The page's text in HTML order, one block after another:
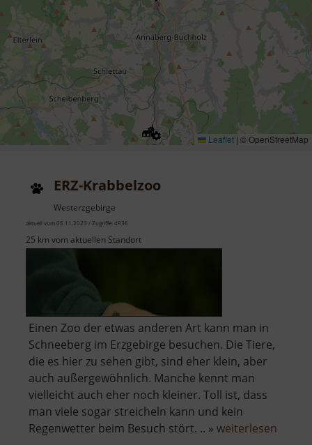
Leaflet | © OpenStreetMap
ERZ-Krabbelzoo
Westerzgebirge
aktuell vom 05.11.2023 / Zugriffe: 4936
25 km vom aktuellen Standort
Einen Zoo der etwas anderen Art kann man in
Schneeberg im Erzgebirge besuchen. Die Tiere,
die es hier zu sehen gibt, sind eher klein, aber
auch außergewöhnlich. Manche kennt man
vielleicht auch eher noch kleiner. Toll ist, dass
man viele sogar streicheln kann und kein
Regenwetter beim Besuch stört. .. » weiterlesen